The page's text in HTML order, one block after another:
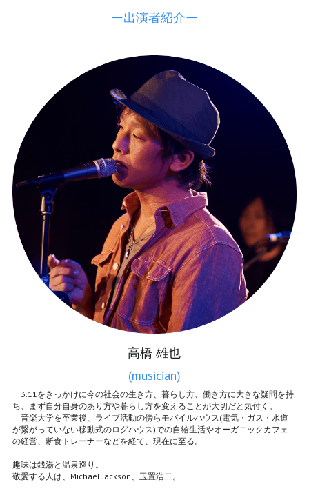
ー出演者紹介ー
高橋 雄也
(musician)
3.11をきっかけに今の社会の生き方、暮らし方、働き方に大きな疑問を持
ち、まず自分自身のあり方や暮らし方を変えることが大切だと気付く。
音楽大学を卒業後、ライブ活動の傍らモバイルハウス(電気・ガス・水道
が繋がっていない移動式のログハウス)での自給生活やオーガニックカフェ
の経営、断食トレーナーなどを経て、現在に至る。
趣味は銭湯と温泉巡り。
敬愛する人は、Michael Jackson、玉置浩二。